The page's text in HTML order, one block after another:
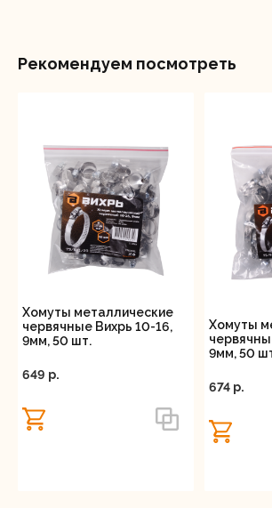
Рекомендуем посмотреть
Хомуты металлические
червячные Вихрь 10-16,
9мм, 50 шт.
649 p.
Хомуты
9мм, 50
674 p.